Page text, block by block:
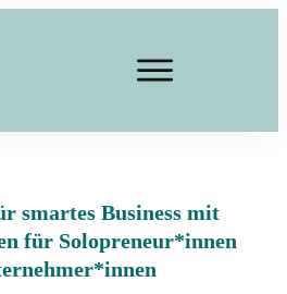
smartes Business mit
für Solopreneur*innen